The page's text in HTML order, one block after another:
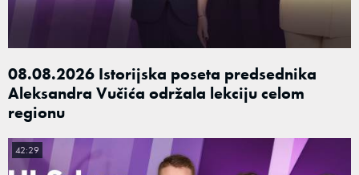
08.08.2026 Istorijska poseta predsednika
Aleksandra Vučića održala lekciju celom
regionu
42:29